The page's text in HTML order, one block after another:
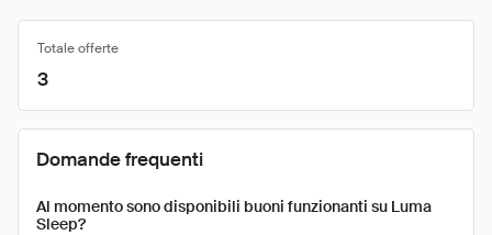
Totale offerte
3
Domande frequenti
Al momento sono disponibili buoni funzionanti su Luma
Sleep?